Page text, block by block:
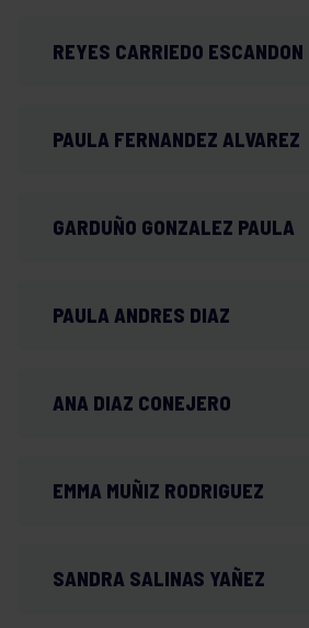
REYES CARRIEDO ESCANDON
PAULA FERNANDEZ ALVAREZ
GARDUÑO GONZALEZ PAULA
PAULA ANDRES DIAZ
ANA DIAZ CONEJERO
EMMA MUÑIZ RODRIGUEZ
SANDRA SALINAS YAÑEZ